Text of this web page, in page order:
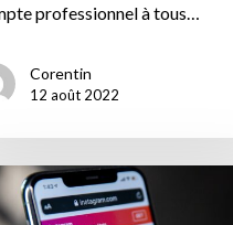
professionnel à tous…
Corentin
12 août 2022